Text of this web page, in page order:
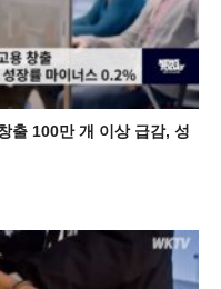
출 100만 개 이상 급감, 성